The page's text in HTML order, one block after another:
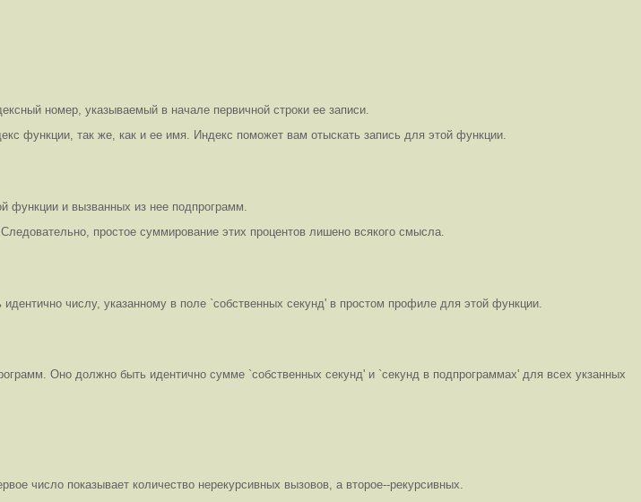
номер, указываемый в начале первичной строки ее записи.
функции, так же, как и ее имя. Индекс поможет вам отыскать запись для этой функции.
функции и вызванных из нее подпрограмм.
простое суммирование этих процентов лишено всякого смысла.
числу, указанному в поле `собственных секунд' в простом профиле для этой функции.
Оно должно быть идентично сумме `собственных секунд' и `секунд в подпрограммах' для всех укзанных
число показывает количество нерекурсивных вызовов, а второе--рекурсивных.